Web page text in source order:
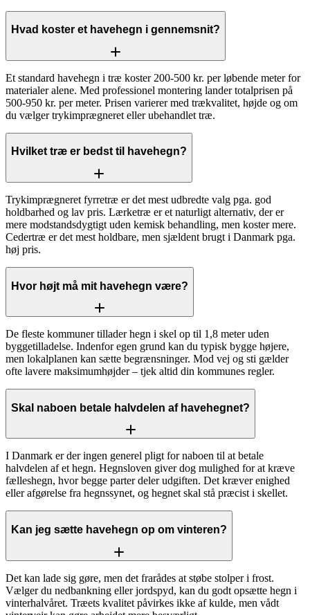
Hvad koster et havehegn i gennemsnit?
Et standard havehegn i træ koster 200-500 kr. per løbende meter for
materialer alene. Med professionel montering lander totalprisen på
500-950 kr. per meter. Prisen varierer med trækvalitet, højde og om
du vælger trykimprægneret eller ubehandlet træ.
Hvilket træ er bedst til havehegn?
Trykimprægneret fyrretræ er det mest udbredte valg pga. god
holdbarhed og lav pris. Lærketræ er et naturligt alternativ, der er
mere modstandsdygtigt uden kemisk behandling, men koster mere.
Cedertræ er det mest holdbare, men sjældent brugt i Danmark pga.
høj pris.
Hvor højt må mit havehegn være?
De fleste kommuner tillader hegn i skel op til 1,8 meter uden
byggetilladelse. Indenfor egen grund kan du typisk bygge højere,
men lokalplanen kan sætte begrænsninger. Mod vej og sti gælder
ofte lavere maksimumhøjder – tjek altid din kommunes regler.
Skal naboen betale halvdelen af havehegnet?
I Danmark er der ingen generel pligt for naboen til at betale
halvdelen af et hegn. Hegnsloven giver dog mulighed for at kræve
fælleshegn, hvor begge parter deler udgiften. Det kræver enighed
eller afgørelse fra hegnssynet, og hegnet skal stå præcist i skellet.
Kan jeg sætte havehegn op om vinteren?
Det kan lade sig gøre, men det frarådes at støbe stolper i frost.
Vælger du nedbankning eller jordspyd, kan du godt opsætte hegn i
vinterhalvåret. Træets kvalitet påvirkes ikke af kulde, men vådt